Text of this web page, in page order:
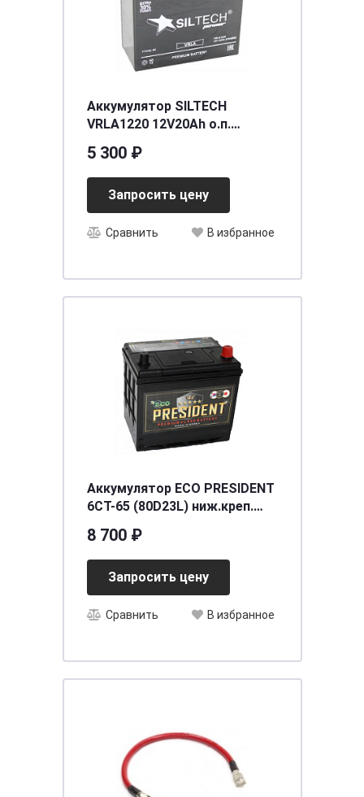
Аккумулятор SILTECH
VRLA1220 12V20Аh о.п.
[д175ш87в155/270]
5 300 ₽
Запросить цену
Сравнить В избранное
Аккумулятор ECO PRESIDENT
6СТ-65 (80D23L) ниж.креп.
8 700 ₽
Запросить цену
Сравнить В избранное